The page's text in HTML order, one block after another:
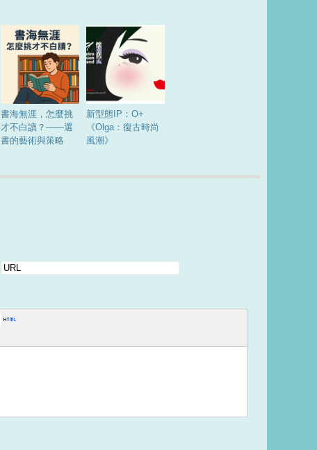
書海無涯，怎麼挑
才不白讀？——選
書的藝術與策略
新型態IP：O+
《Olga：復古時尚
風潮》